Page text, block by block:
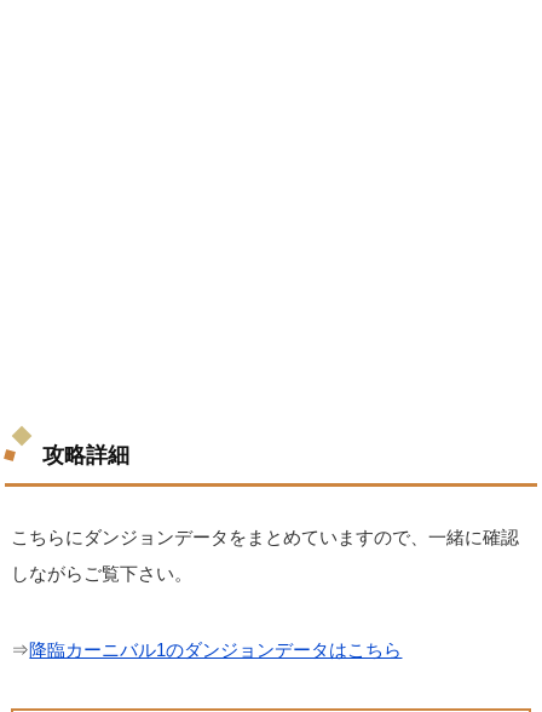
攻略詳細
こちらにダンジョンデータをまとめていますので、一緒に確認
しながらご覧下さい。
⇒降臨カーニバル1のダンジョンデータはこちら